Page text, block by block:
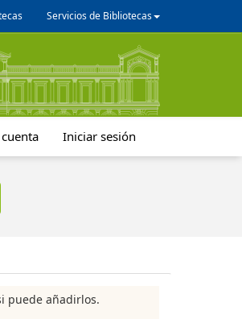
Servicios de Bibliotecas
Iniciar sesión
puede añadirlos.